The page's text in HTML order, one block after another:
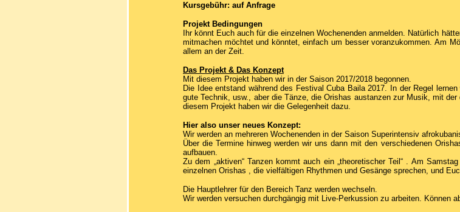
Kursgebühr: auf Anfrage
Projekt Bedingungen
Ihr könnt Euch auch für die einzelnen Wochenenden anmelden. Natürlich
mitmachen möchtet und könntet, einfach um besser voranzukommen. Am
allem an der Zeit.
Das Projekt & Das Konzept
Mit diesem Projekt haben wir in der Saison 2017/2018 begonnen.
Die Idee entstand während des Festival Cuba Baila 2017. In der Regel
gute Technik, usw., aber die Tänze, die Orishas austanzen zur Musik, mit
diesem Projekt haben wir die Gelegenheit dazu.
Hier also unser neues Konzept:
Wir werden an mehreren Wochenenden in der Saison Superintensiv
Über die Termine hinweg werden wir uns dann mit den verschiedenen
aufbauen.
Zu dem „aktiven“ Tanzen kommt auch ein „theoretischer Teil“ . Am
einzelnen Orishas , die vielfältigen Rhythmen und Gesänge sprechen, und
Die Hauptlehrer für den Bereich Tanz werden wechseln.
Wir werden versuchen durchgängig mit Live-Perkussion zu arbeiten. Können